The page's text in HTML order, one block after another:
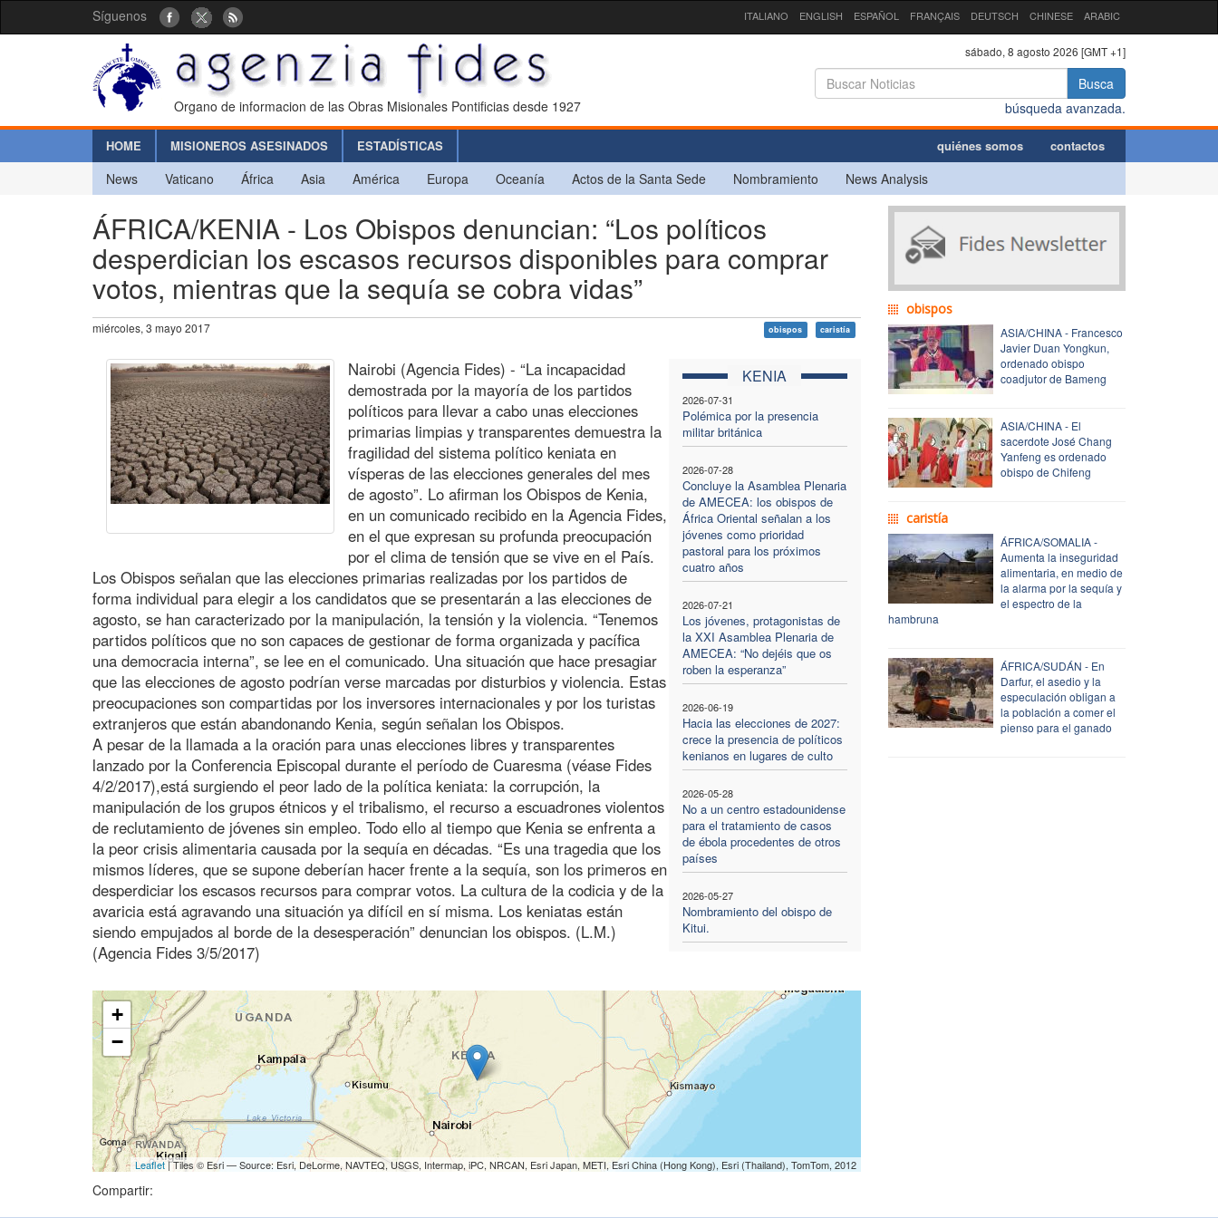
Síguenos ITALIANO ENGLISH ESPAÑOL FRANÇAIS DEUTSCH CHINESE ARABIC
Organo de informacion de las Obras Misionales Pontificias desde 1927
sábado, 8 agosto 2026 [GMT +1]
Busca
búsqueda avanzada.
HOME MISIONEROS ASESINADOS ESTADÍSTICAS quiénes somos contactos
News Vaticano África Asia América Europa Oceanía Actos de la Santa Sede Nombramiento News Analysis
ÁFRICA/KENIA - Los Obispos denuncian: “Los políticos
desperdician los escasos recursos disponibles para comprar
votos, mientras que la sequía se cobra vidas”
miércoles, 3 mayo 2017 obispos caristía
KENIA
2026-07-31
Polémica por la presencia
militar británica
2026-07-28
Concluye la Asamblea Plenaria
de AMECEA: los obispos de
África Oriental señalan a los
jóvenes como prioridad
pastoral para los próximos
cuatro años
2026-07-21
Los jóvenes, protagonistas de
la XXI Asamblea Plenaria de
AMECEA: “No dejéis que os
roben la esperanza”
2026-06-19
Hacia las elecciones de 2027:
crece la presencia de políticos
kenianos en lugares de culto
2026-05-28
No a un centro estadounidense
para el tratamiento de casos
de ébola procedentes de otros
países
2026-05-27
Nombramiento del obispo de
Kitui.
Nairobi (Agencia Fides) - “La incapacidad
demostrada por la mayoría de los partidos
políticos para llevar a cabo unas elecciones
primarias limpias y transparentes demuestra la
fragilidad del sistema político keniata en
vísperas de las elecciones generales del mes
de agosto”. Lo afirman los Obispos de Kenia,
en un comunicado recibido en la Agencia Fides,
en el que expresan su profunda preocupación
por el clima de tensión que se vive en el País.
Los Obispos señalan que las elecciones primarias realizadas por los partidos de
forma individual para elegir a los candidatos que se presentarán a las elecciones de
agosto, se han caracterizado por la manipulación, la tensión y la violencia. “Tenemos
partidos políticos que no son capaces de gestionar de forma organizada y pacífica
una democracia interna”, se lee en el comunicado. Una situación que hace presagiar
que las elecciones de agosto podrían verse marcadas por disturbios y violencia. Estas
preocupaciones son compartidas por los inversores internacionales y por los turistas
extranjeros que están abandonando Kenia, según señalan los Obispos.
A pesar de la llamada a la oración para unas elecciones libres y transparentes
lanzado por la Conferencia Episcopal durante el período de Cuaresma (véase Fides
4/2/2017),está surgiendo el peor lado de la política keniata: la corrupción, la
manipulación de los grupos étnicos y el tribalismo, el recurso a escuadrones violentos
de reclutamiento de jóvenes sin empleo. Todo ello al tiempo que Kenia se enfrenta a
la peor crisis alimentaria causada por la sequía en décadas. “Es una tragedia que los
mismos líderes, que se supone deberían hacer frente a la sequía, son los primeros en
desperdiciar los escasos recursos para comprar votos. La cultura de la codicia y de la
avaricia está agravando una situación ya difícil en sí misma. Los keniatas están
siendo empujados al borde de la desesperación” denuncian los obispos. (L.M.)
(Agencia Fides 3/5/2017)
+
−
Leaflet| Tiles © Esri — Source: Esri, DeLorme, NAVTEQ, USGS, Intermap, iPC, NRCAN, Esri Japan, METI, Esri China (Hong Kong), Esri (Thailand), TomTom, 2012
Compartir:
obispos
ASIA/CHINA - Francesco
Javier Duan Yongkun,
ordenado obispo
coadjutor de Bameng
ASIA/CHINA - El
sacerdote José Chang
Yanfeng es ordenado
obispo de Chifeng
caristía
ÁFRICA/SOMALIA -
Aumenta la inseguridad
alimentaria, en medio de
la alarma por la sequía y
el espectro de la
hambruna
ÁFRICA/SUDÁN - En
Darfur, el asedio y la
especulación obligan a
la población a comer el
pienso para el ganado